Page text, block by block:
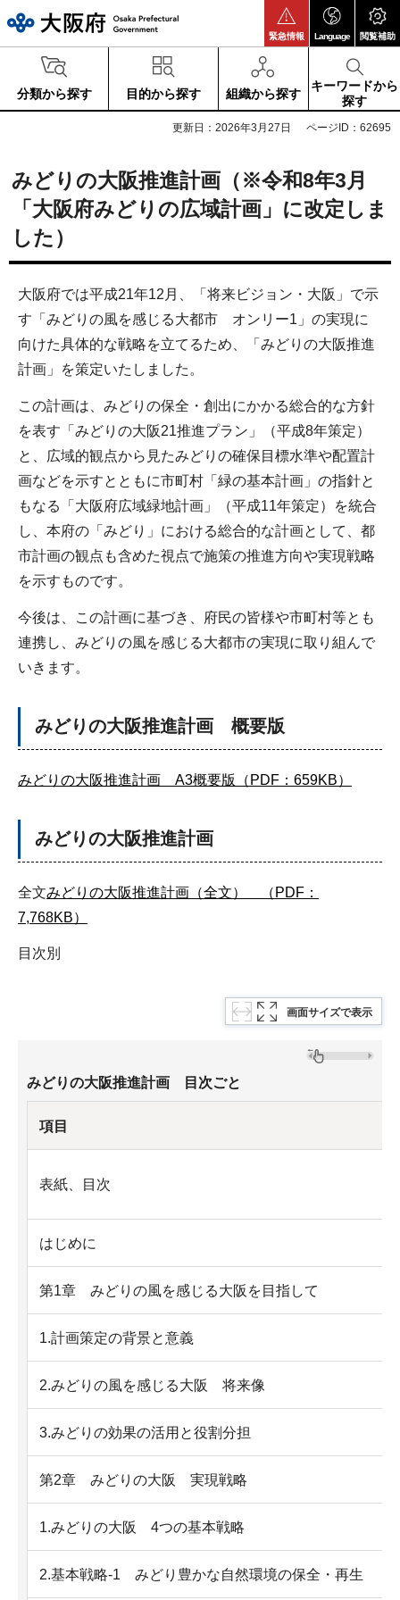
緊急情報 Language 閲覧補助
分類から探す 目的から探す 組織から探す
キーワードから
探す
更新日：2026年3月27日 ページID：62695
みどりの大阪推進計画（※令和8年3月
「大阪府みどりの広域計画」に改定しま
した）
大阪府では平成21年12月、「将来ビジョン・大阪」で示
す「みどりの風を感じる大都市 オンリー1」の実現に
向けた具体的な戦略を立てるため、「みどりの大阪推進
計画」を策定いたしました。
この計画は、みどりの保全・創出にかかる総合的な方針
を表す「みどりの大阪21推進プラン」（平成8年策定）
と、広域的観点から見たみどりの確保目標水準や配置計
画などを示すとともに市町村「緑の基本計画」の指針と
もなる「大阪府広域緑地計画」（平成11年策定）を統合
し、本府の「みどり」における総合的な計画として、都
市計画の観点も含めた視点で施策の推進方向や実現戦略
を示すものです。
今後は、この計画に基づき、府民の皆様や市町村等とも
連携し、みどりの風を感じる大都市の実現に取り組んで
いきます。
みどりの大阪推進計画 概要版
みどりの大阪推進計画 A3概要版（PDF：659KB）
みどりの大阪推進計画
全文みどりの大阪推進計画（全文） （PDF：
7,768KB）
目次別
画面サイズで表示
みどりの大阪推進計画 目次ごと
項目
表紙、目次
はじめに
第1章 みどりの風を感じる大阪を目指して
1.計画策定の背景と意義
2.みどりの風を感じる大阪 将来像
3.みどりの効果の活用と役割分担
第2章 みどりの大阪 実現戦略
1.みどりの大阪 4つの基本戦略
2.基本戦略-1 みどり豊かな自然環境の保全・再生